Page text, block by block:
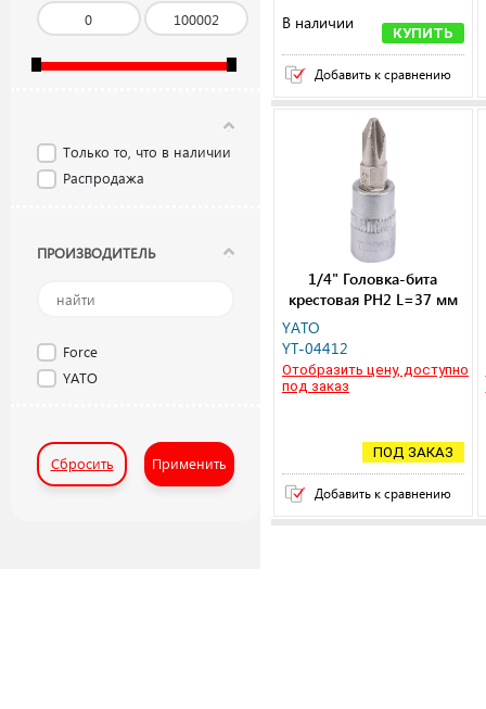
Только то, что в наличии
Распродажа
ПРОИЗВОДИТЕЛЬ
Force
YATO
Сбросить Применить
В наличии
КУПИТЬ
Добавить к сравнению
1/4" Головка-бита
крестовая РН2 L=37 мм
YATO
YT-04412
Отобразить цену, доступно
под заказ
ПОД ЗАКАЗ
Добавить к сравнению